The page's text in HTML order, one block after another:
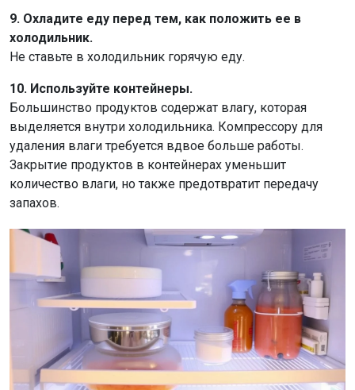
9. Охладите еду перед тем, как положить ее в
холодильник.
Не ставьте в холодильник горячую еду.
10. Используйте контейнеры.
Большинство продуктов содержат влагу, которая
выделяется внутри холодильника. Компрессору для
удаления влаги требуется вдвое больше работы.
Закрытие продуктов в контейнерах уменьшит
количество влаги, но также предотвратит передачу
запахов.